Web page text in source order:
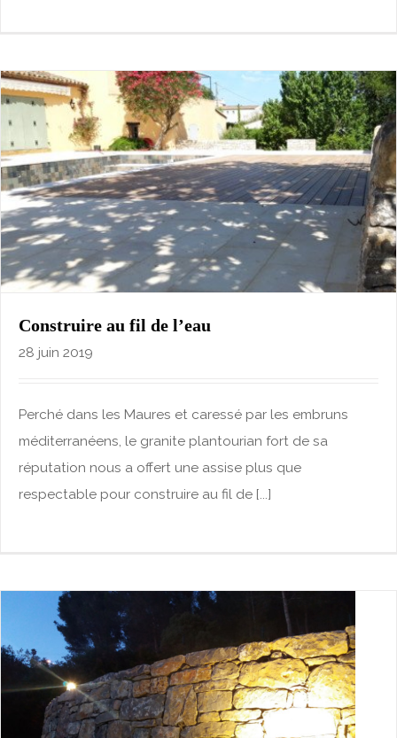
Construire au fil de l’eau
28 juin 2019
Perché dans les Maures et caressé par les embruns
méditerranéens, le granite plantourian fort de sa
réputation nous a offert une assise plus que
respectable pour construire au fil de [...]